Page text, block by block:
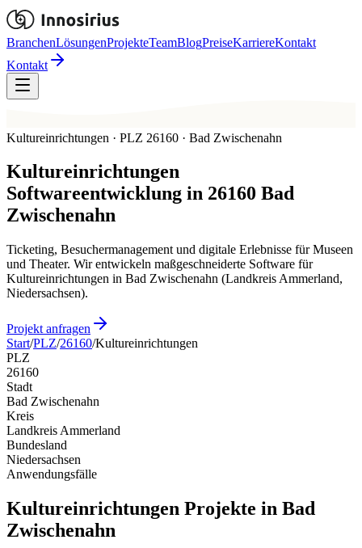
BranchenLösungenProjekteTeamBlogPreiseKarriereKontakt
Kontakt
Kultureinrichtungen · PLZ 26160 · Bad Zwischenahn
Kultureinrichtungen
Softwareentwicklung in 26160 Bad
Zwischenahn
Ticketing, Besuchermanagement und digitale Erlebnisse für Museen
und Theater. Wir entwickeln maßgeschneiderte Software für
Kultureinrichtungen in Bad Zwischenahn (Landkreis Ammerland,
Niedersachsen).
Projekt anfragen
Start/PLZ/26160/Kultureinrichtungen
PLZ
26160
Stadt
Bad Zwischenahn
Kreis
Landkreis Ammerland
Bundesland
Niedersachsen
Anwendungsfälle
Kultureinrichtungen Projekte in Bad
Zwischenahn